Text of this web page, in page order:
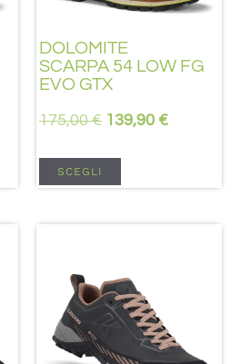
DOLOMITE
SCARPA 54 LOW FG
EVO GTX
175,00€ 139,90 €
SCEGLI